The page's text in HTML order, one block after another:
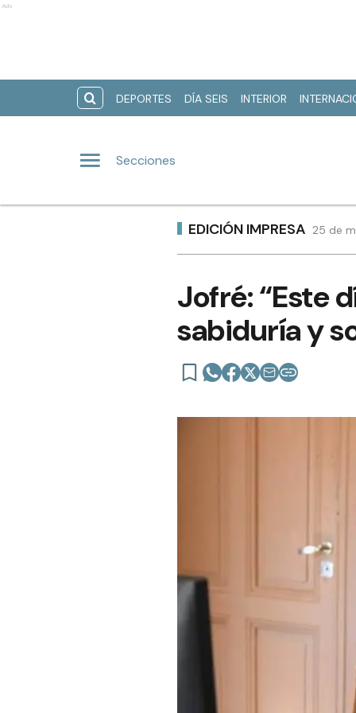
Ads
DEPORTES DÍA SEIS INTERIOR
Secciones
EDICIÓN IMPRESA 25 de
Jofré: “Este
sabiduría y